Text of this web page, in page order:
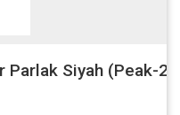
Siyah (Peak-